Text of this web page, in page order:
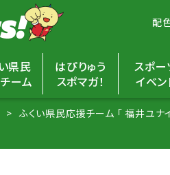
配
県民
ーム
はぴりゅう
スポマガ！
スポー
イベン
ふくい県民応援チーム 「 福井ユナ